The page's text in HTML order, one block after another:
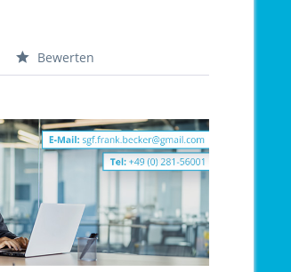
Bewerten